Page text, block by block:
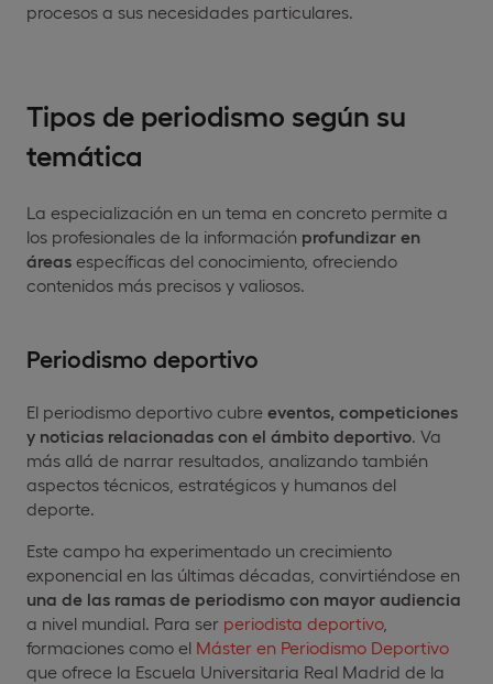
procesos a sus necesidades particulares.
Tipos de periodismo según su
temática
La especialización en un tema en concreto permite a
los profesionales de la información profundizar en
áreas específicas del conocimiento, ofreciendo
contenidos más precisos y valiosos.
Periodismo deportivo
El periodismo deportivo cubre eventos, competiciones
y noticias relacionadas con el ámbito deportivo. Va
más allá de narrar resultados, analizando también
aspectos técnicos, estratégicos y humanos del
deporte.
Este campo ha experimentado un crecimiento
exponencial en las últimas décadas, convirtiéndose en
una de las ramas de periodismo con mayor audiencia
a nivel mundial. Para ser periodista deportivo,
formaciones como el Máster en Periodismo Deportivo
que ofrece la Escuela Universitaria Real Madrid de la